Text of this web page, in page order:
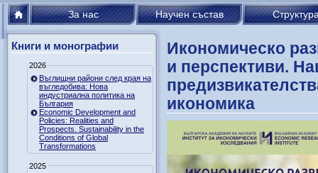
За нас Научен състав
Книги и монографии
2026
Въглищни райони след края на
въгледобива: Нова
индустриална политика на
България
Economic Development and
Policies: Realities and
Prospects. Sustainability in the
Conditions of Global
Transformations
2025
Икономическо
и перспективи.
икономика